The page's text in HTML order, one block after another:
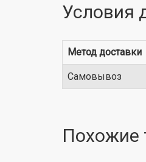
Условия
Метод доставки
Самовывоз
Похожие